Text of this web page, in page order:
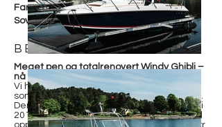
Farge
Hvit / Grå Metallic
Soveplasser
BESKRIVELSE
Meget pen og totalrenovert Windy Ghibli –
nå til salgs!
Vi har fått inn en sjelden mulighet for den
som ønsker en klassisk Windy i topp stand.
Denne Ghiblien fra 2001 ble totalrenovert i
2019, og fremstår med nydelig finish, solid
oppgraderingsarbeid og rikelig med utstyr